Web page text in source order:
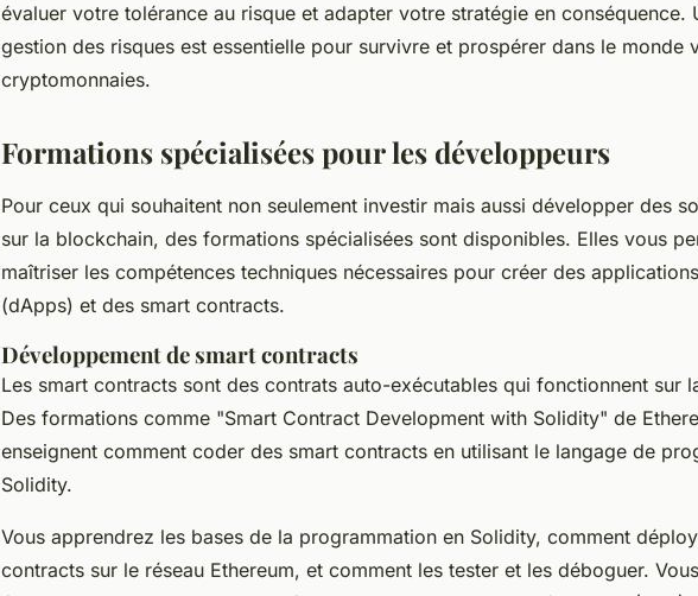
évaluer votre tolérance au risque et adapter votre stratégie en conséquence.
gestion des risques est essentielle pour survivre et prospérer dans le monde
cryptomonnaies.
Formations spécialisées pour les développeurs
Pour ceux qui souhaitent non seulement investir mais aussi développer des
sur la blockchain, des formations spécialisées sont disponibles. Elles vous
maîtriser les compétences techniques nécessaires pour créer des
(dApps) et des smart contracts.
Développement de smart contracts
Les smart contracts sont des contrats auto-exécutables qui fonctionnent sur
Des formations comme "Smart Contract Development with Solidity" de
enseignent comment coder des smart contracts en utilisant le langage de
Solidity.
Vous apprendrez les bases de la programmation en Solidity, comment
contracts sur le réseau Ethereum, et comment les tester et les déboguer.